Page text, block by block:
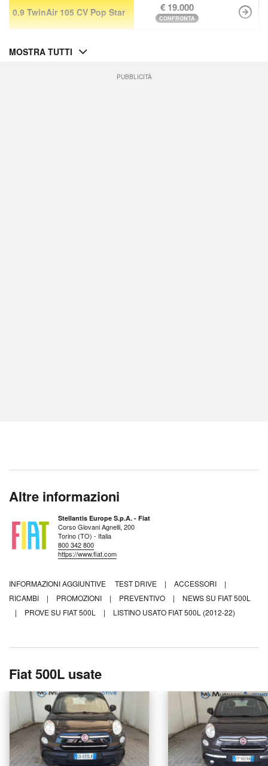
0.9 TwinAir 105 CV Pop Star € 19.000
CONFRONTA
MOSTRA TUTTI
PUBBLICITÀ
Altre informazioni
Stellantis Europe S.p.A. - Fiat
Corso Giovani Agnelli, 200
Torino (TO) - Italia
800 342 800
https://www.fiat.com
INFORMAZIONI AGGIUNTIVE TEST DRIVE | ACCESSORI
|
RICAMBI
| PROMOZIONI | PREVENTIVO |
NEWS SU FIAT 500L
|
PROVE SU FIAT 500L | LISTINO USATO FIAT 500L (2012-22)
Fiat 500L usate